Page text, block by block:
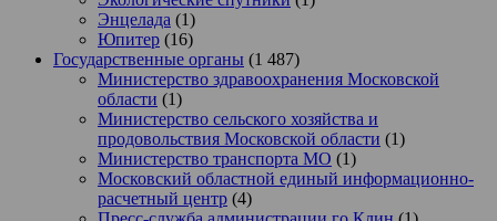
Энцелада (1)
Юпитер (16)
Государственные органы (1 487)
Министерство здравоохранения Московской
области (1)
Министерство сельского хозяйства и
продовольствия Московской области (1)
Министерство транспорта МО (1)
Московский областной единый информационно-
расчетный центр (4)